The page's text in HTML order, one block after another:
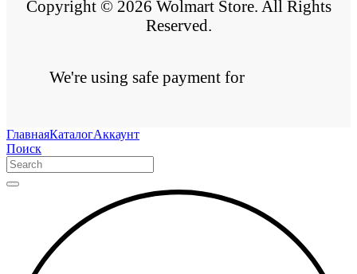
Copyright © 2026 Wolmart Store. All Rights
Reserved.
We're using safe payment for
ГлавнаяКаталогАккаунт
Поиск